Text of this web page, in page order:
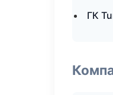
ГК